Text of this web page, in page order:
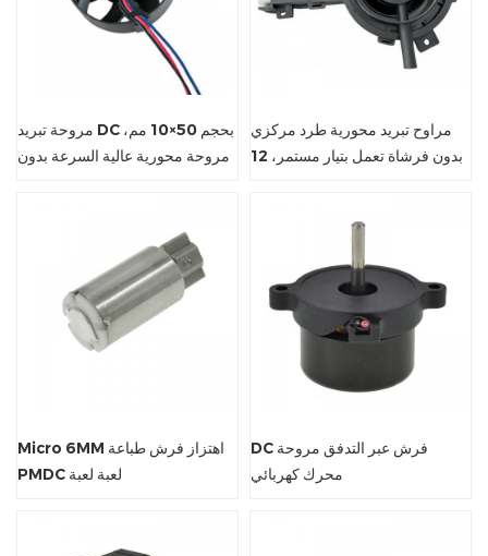
مروحة تبريد DC بحجم 50×10 مم،
مروحة محورية عالية السرعة بدون
مراوح تبريد محورية طرد مركزي
بدون فرشاة تعمل بتيار مستمر، 12
Micro 6MM اهتزاز فرش طباعة
PMDC لعبة لعبة
DC فرش عبر التدفق مروحة
محرك كهربائي